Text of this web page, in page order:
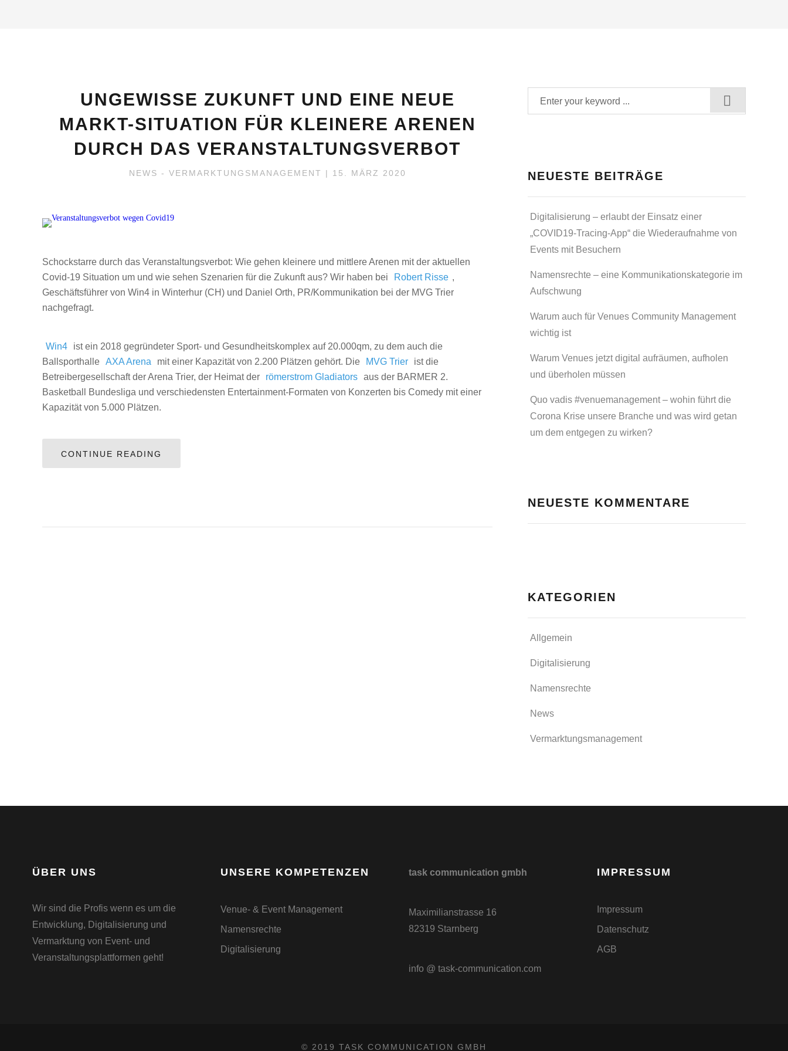
UNGEWISSE ZUKUNFT UND EINE NEUE
MARKT-SITUATION FÜR KLEINERE ARENEN
DURCH DAS VERANSTALTUNGSVERBOT
NEWS - VERMARKTUNGSMANAGEMENT | 15. MÄRZ 2020
Schockstarre durch das Veranstaltungsverbot: Wie gehen kleinere und mittlere Arenen mit der aktuellen
Covid-19 Situation um und wie sehen Szenarien für die Zukunft aus? Wir haben bei
Robert Risse ,
Geschäftsführer von Win4 in Winterhur (CH) und Daniel Orth, PR/Kommunikation bei der MVG Trier
nachgefragt.
Win4
ist ein 2018 gegründeter Sport- und Gesundheitskomplex auf 20.000qm, zu dem auch die
Ballsporthalle AXA Arena mit einer Kapazität von 2.200 Plätzen gehört. Die MVG Trier
ist die
Betreibergesellschaft der Arena Trier, der Heimat der
römerstrom Gladiators aus der BARMER 2.
Basketball Bundesliga und verschiedensten Entertainment-Formaten von Konzerten bis Comedy mit einer
Kapazität von 5.000 Plätzen.
CONTINUE READING
NEUESTE BEITRÄGE
Digitalisierung – erlaubt der Einsatz einer
„COVID19-Tracing-App“ die Wiederaufnahme von
Events mit Besuchern
Namensrechte – eine Kommunikationskategorie im
Aufschwung
Warum auch für Venues Community Management
wichtig ist
Warum Venues jetzt digital aufräumen, aufholen
und überholen müssen
Quo vadis #venuemanagement – wohin führt die
Corona Krise unsere Branche und was wird getan
um dem entgegen zu wirken?
NEUESTE KOMMENTARE
KATEGORIEN
Allgemein
Digitalisierung
Namensrechte
News
Vermarktungsmanagement
ÜBER UNS
Wir sind die Profis wenn es um die
Entwicklung, Digitalisierung und
Vermarktung von Event- und
Veranstaltungsplattformen geht!
UNSERE KOMPETENZEN
Venue- & Event Management
Namensrechte
Digitalisierung
task communication gmbh
Maximilianstrasse 16
82319 Starnberg
info @ task-communication.com
IMPRESSUM
Impressum
Datenschutz
AGB
© 2019 TASK COMMUNICATION GMBH